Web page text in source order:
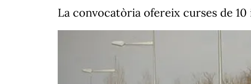
La convocatòria ofereix curses de